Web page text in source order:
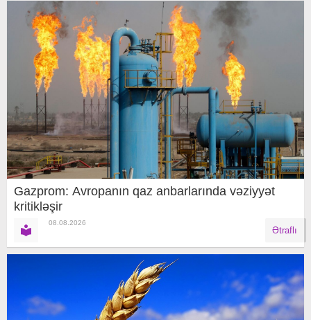
Gazprom: Avropanın qaz anbarlarında vəziyyət
kritikləşir
08.08.2026
Ətraflı